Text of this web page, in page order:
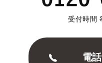
受付時間
電